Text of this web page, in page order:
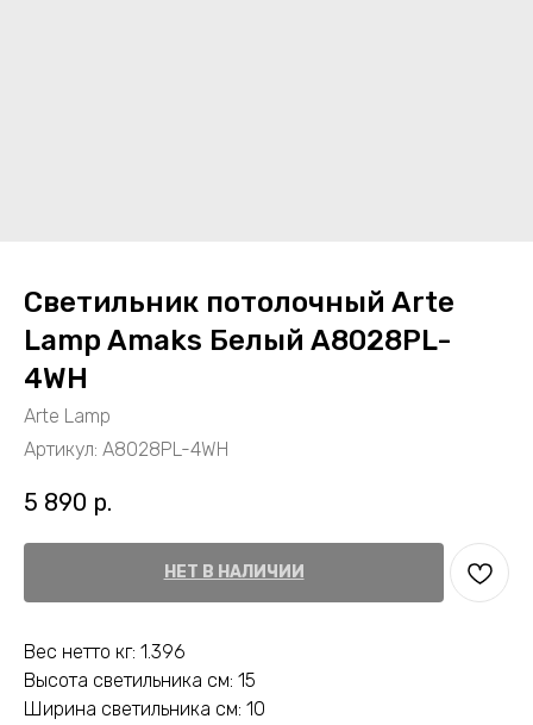
Светильник потолочный Arte
Lamp Amaks Белый A8028PL-
4WH
Arte Lamp
Артикул: A8028PL-4WH
5 890 р.
НЕТ В НАЛИЧИИ
Вес нетто кг: 1.396
Высота светильника см: 15
Ширина светильника см: 10